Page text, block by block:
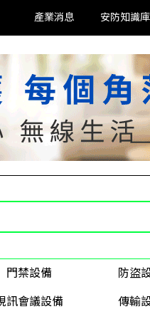
產業消息 安防知識庫
門禁設備 防盜
訊會議設備 傳輸